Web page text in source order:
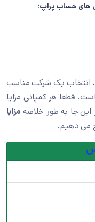
های حساب پراپ؛
، انتخاب یک شرکت مناسب
قطعا هر کمپانی مزایا
جا به طور خلاصهمزایا
می دهیم.